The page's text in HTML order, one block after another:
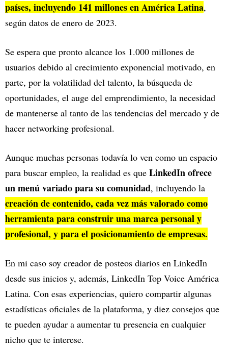
países, incluyendo 141 millones en América Latina,
según datos de enero de 2023.
Se espera que pronto alcance los 1.000 millones de
usuarios debido al crecimiento exponencial motivado, en
parte, por la volatilidad del talento, la búsqueda de
oportunidades, el auge del emprendimiento, la necesidad
de mantenerse al tanto de las tendencias del mercado y de
hacer networking profesional.
Aunque muchas personas todavía lo ven como un espacio
para buscar empleo, la realidad es que LinkedIn ofrece
un menú variado para su comunidad, incluyendo la
creación de contenido, cada vez más valorado como
herramienta para construir una marca personal y
profesional, y para el posicionamiento de empresas.
En mi caso soy creador de posteos diarios en LinkedIn
desde sus inicios y, además, LinkedIn Top Voice América
Latina. Con esas experiencias, quiero compartir algunas
estadísticas oficiales de la plataforma, y diez consejos que
te pueden ayudar a aumentar tu presencia en cualquier
nicho que te interese.